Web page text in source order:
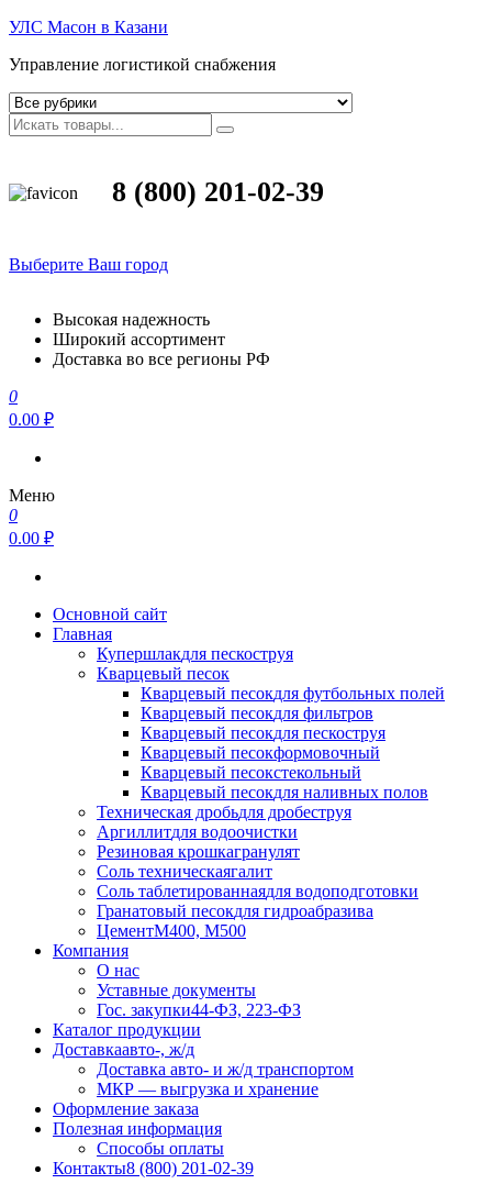
УЛС Масон в Казани
Управление логистикой снабжения
8 (800) 201-02-39
Выберите Ваш город
Высокая надежность
Широкий ассортимент
Доставка во все регионы РФ
0
0.00 ₽
Меню
0
0.00 ₽
Основной сайт
Главная
Купершлакдля пескоструя
Кварцевый песок
Кварцевый песокдля футбольных полей
Кварцевый песокдля фильтров
Кварцевый песокдля пескоструя
Кварцевый песокформовочный
Кварцевый песокстекольный
Кварцевый песокдля наливных полов
Техническая дробьдля дробеструя
Аргиллитдля водоочистки
Резиновая крошкагранулят
Соль техническаягалит
Соль таблетированнаядля водоподготовки
Гранатовый песокдля гидроабразива
ЦементМ400, М500
Компания
О нас
Уставные документы
Гос. закупки44-ФЗ, 223-ФЗ
Каталог продукции
Доставкаавто-, ж/д
Доставка авто- и ж/д транспортом
МКР — выгрузка и хранение
Оформление заказа
Полезная информация
Способы оплаты
Контакты8 (800) 201-02-39